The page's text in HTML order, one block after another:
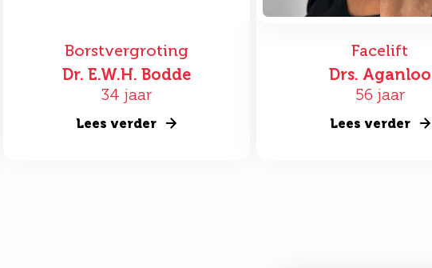
Borstvergroting
Dr. E.W.H. Bodde
34 jaar
Lees verder
Facelift
Drs. Aganloo
56 jaar
Lees verder